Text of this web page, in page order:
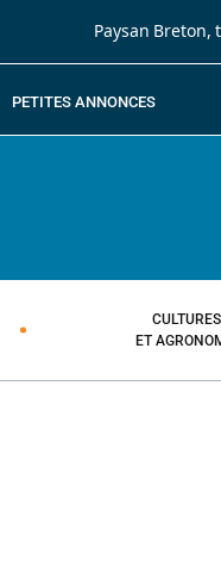
Paysan Breton,
PETITES ANNONCES
CULTURES
ET